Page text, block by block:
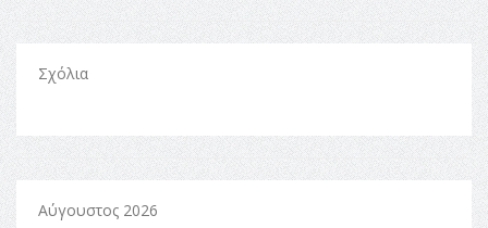
Σχόλια
Αύγουστος 2026